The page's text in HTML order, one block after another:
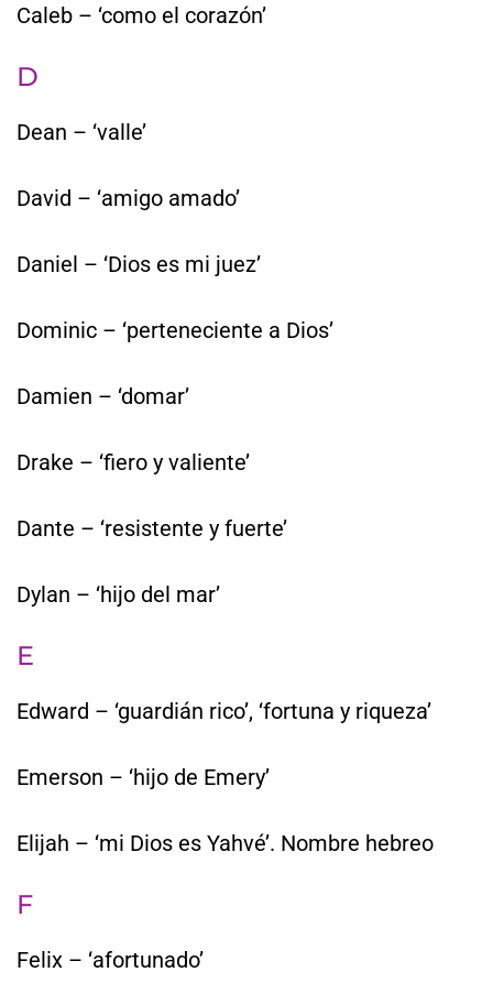
Caleb – ‘como el corazón’
D
Dean – ‘valle’
David – ‘amigo amado’
Daniel – ‘Dios es mi juez’
Dominic – ‘perteneciente a Dios’
Damien – ‘domar’
Drake – ‘fiero y valiente’
Dante – ‘resistente y fuerte’
Dylan – ‘hijo del mar’
E
Edward – ‘guardián rico’, ‘fortuna y riqueza’
Emerson – ‘hijo de Emery’
Elijah – ‘mi Dios es Yahvé’. Nombre hebreo
F
Felix – ‘afortunado’